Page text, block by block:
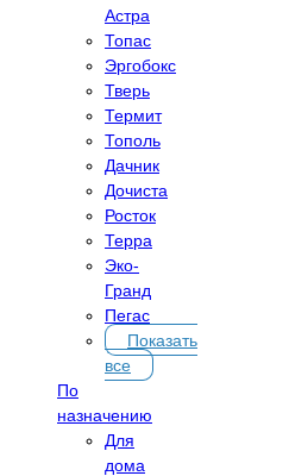
Астра
Топас
Эргобокс
Тверь
Термит
Тополь
Дачник
Дочиста
Росток
Терра
Эко-
Гранд
Пегас
Показать
все
По
назначению
Для
дома